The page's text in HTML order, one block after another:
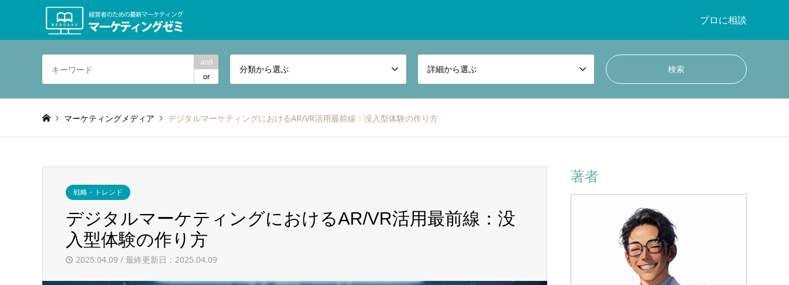
プロに相談
and
or
分類から選ぶ 詳細から選ぶ
マーケティングメディア デジタルマーケティングにおけるAR/VR活用最前線：没入型体験の作り方
戦略・トレンド
デジタルマーケティングにおけるAR/VR活用最前線：没
入型体験の作り方
2025.04.09 / 最終更新日：2025.04.09
著者